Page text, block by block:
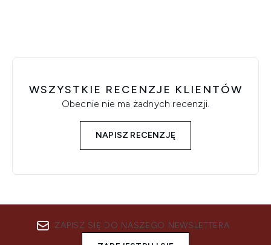
WSZYSTKIE RECENZJE KLIENTÓW
Obecnie nie ma żadnych recenzji.
NAPISZ RECENZJĘ
ZAPISZ SIĘ DO NASZEGO NEWSLETTERA